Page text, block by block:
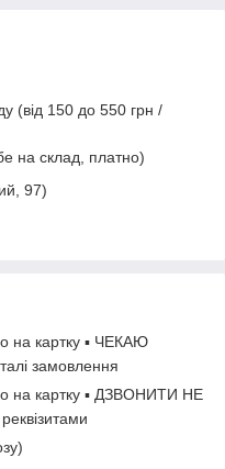
(від 150 до 550 грн /
на склад, платно)
97)
на картку ▪ ЧЕКАЮ
замовлення
на картку ▪ ДЗВОНИТИ НЕ